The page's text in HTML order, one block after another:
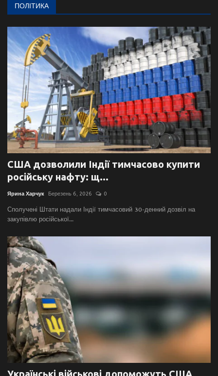
ПОЛІТИКА
США дозволили Індії тимчасово купити
російську нафту: щ...
Ярина Харчук Березень 6, 2026 0
Сполучені Штати надали Індії тимчасовий 30-денний дозвіл на
закупівлю російської...